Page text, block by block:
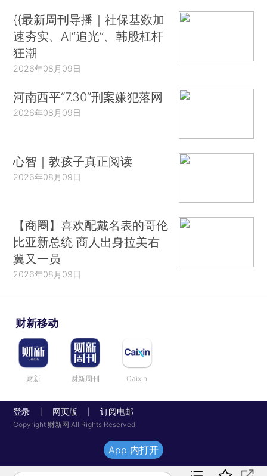
{{最新周刊导播｜社保基数加
速夯实、AI“追光”、韩股杠杆
狂潮
2026年08月09日
河南西平“7.30”刑案嫌犯落网
2026年08月09日
心智｜教孩子真正阅读
2026年08月09日
【商圈】喜欢配戴名表的哥伦
比亚新总统 商人出身拉美右
翼又一员
2026年08月09日
财新移动
财新 财新周刊 Caixin
登录 网页版 订阅电邮
Copyright 财新网 All Rights Reserved
App 内打开